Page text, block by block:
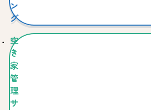
ン
グ
空
き
家
管
理
サ